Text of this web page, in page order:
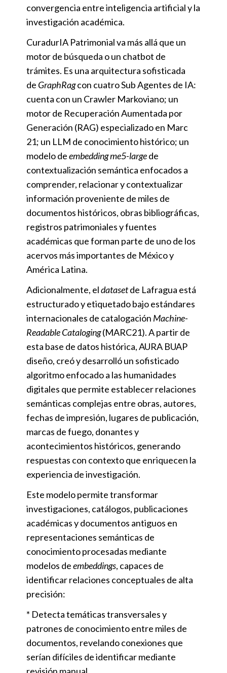
convergencia entre inteligencia artificial y la
investigación académica.
CuradurIA Patrimonial va más allá que un
motor de búsqueda o un chatbot de
trámites. Es una arquitectura sofisticada
de GraphRagcon cuatro Sub Agentes de IA:
cuenta con un Crawler Markoviano; un
motor de Recuperación Aumentada por
Generación (RAG) especializado en Marc
21; un LLM de conocimiento histórico; un
modelo deembeddingme5-largede
contextualización semántica enfocados a
comprender, relacionar y contextualizar
información proveniente de miles de
documentos históricos, obras bibliográficas,
registros patrimoniales y fuentes
académicas que forman parte de uno de los
acervos más importantes de México y
América Latina.
Adicionalmente, eldatasetde Lafragua está
estructurado y etiquetado bajo estándares
internacionales de catalogación Machine-
Readable Cataloging(MARC21). A partir de
esta base de datos histórica, AURA BUAP
diseño, creó y desarrolló un sofisticado
algoritmo enfocado a las humanidades
digitales que permite establecer relaciones
semánticas complejas entre obras, autores,
fechas de impresión, lugares de publicación,
marcas de fuego, donantes y
acontecimientos históricos, generando
respuestas con contexto que enriquecen la
experiencia de investigación.
Este modelo permite transformar
investigaciones, catálogos, publicaciones
académicas y documentos antiguos en
representaciones semánticas de
conocimiento procesadas mediante
modelos deembeddings, capaces de
identificar relaciones conceptuales de alta
precisión:
* Detecta temáticas transversales y
patrones de conocimiento entre miles de
documentos, revelando conexiones que
serían difíciles de identificar mediante